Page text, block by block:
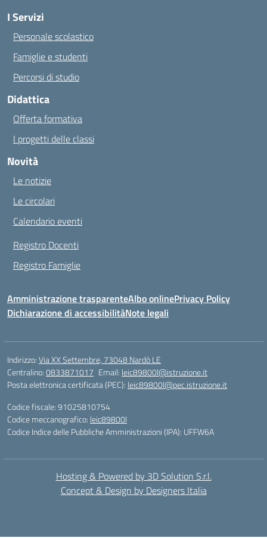
I Servizi
Personale scolastico
Famiglie e studenti
Percorsi di studio
Didattica
Offerta formativa
I progetti delle classi
Novità
Le notizie
Le circolari
Calendario eventi
Registro Docenti
Registro Famiglie
Amministrazione trasparenteAlbo onlinePrivacy Policy
Dichiarazione di accessibilitàNote legali
Indirizzo:Via XX Settembre, 73048 Nardò LE
Centralino:0833871017 Email: leic89800l@istruzione.it
Posta elettronica certificata (PEC): leic89800l@pec.istruzione.it
Codice fiscale: 91025810754
Codice meccanografico: leic89800l
Codice Indice delle Pubbliche Amministrazioni (IPA): UFFW6A
Hosting & Powered by 3D Solution S.r.l.
Concept & Design by Designers Italia